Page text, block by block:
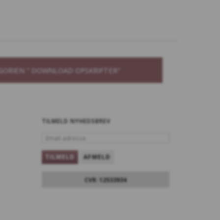
" DOWNLOAD OPSKRIFTER"
TILMELD NYHEDSBREV
TILMELD AFMELD
CVR: 12533934